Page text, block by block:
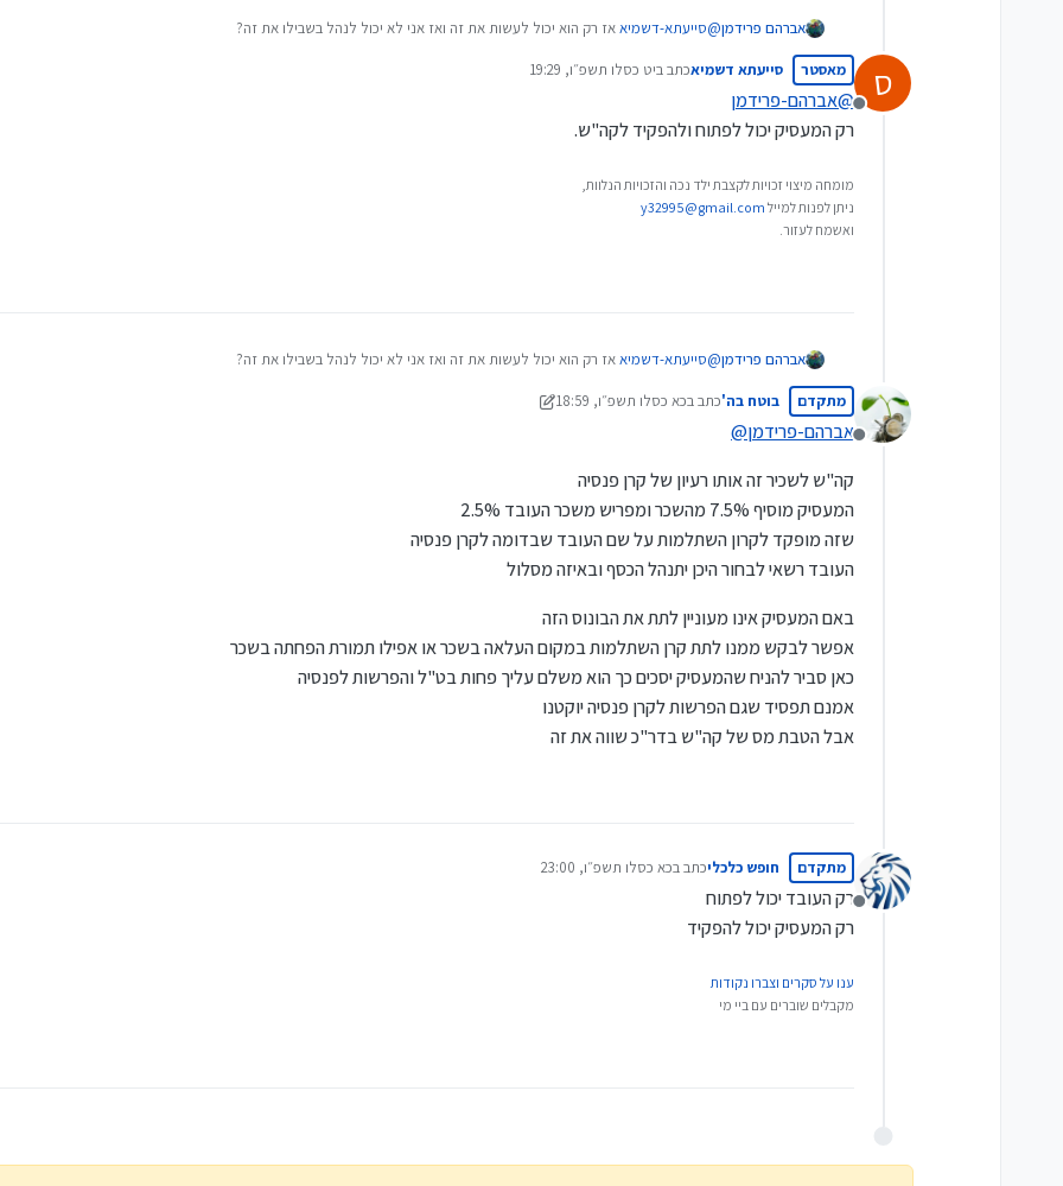
אברהם פרידמן@סייעתא-דשמיאאז רק הוא יכול לעשות את זה ואז אני לא יכול לנהל בשבילו את זה?
ס
מנותק
מאסטר סייעתא דשמיאכתב ביט כסלו תשפ״ו, 19:29
נערך לאחרונה על ידי
@אברהם-פרידמן
רק המעסיק יכול לפתוח ולהפקיד לקה"ש.
מומחה מיצוי זכויות לקצבת ילד נכה והזכויות הנלוות,
ניתן לפנות למייל y32995@gmail.com
ואשמח לעזור.
אברהם פרידמן@סייעתא-דשמיאאז רק הוא יכול לעשות את זה ואז אני לא יכול לנהל בשבילו את זה?
מנותק
מתקדם בוטח בה'כתב בכא כסלו תשפ״ו, 18:59
נערך לאחרונה על ידי בוטח בה'
@אברהם-פרידמן
קה"ש לשכיר זה אותו רעיון של קרן פנסיה
המעסיק מוסיף 7.5% מהשכר ומפריש משכר העובד 2.5%
שזה מופקד לקרון השתלמות על שם העובד שבדומה לקרן פנסיה
העובד רשאי לבחור היכן יתנהל הכסף ובאיזה מסלול
באם המעסיק אינו מעוניין לתת את הבונוס הזה
אפשר לבקש ממנו לתת קרן השתלמות במקום העלאה בשכר או אפילו תמורת הפחתה בשכר
כאן סביר להניח שהמעסיק יסכים כך הוא משלם עליך פחות בט"ל והפרשות לפנסיה
אמנם תפסיד שגם הפרשות לקרן פנסיה יוקטנו
אבל הטבת מס של קה"ש בדר"כ שווה את זה
מנותק
מתקדם חופש כלכליכתב בכא כסלו תשפ״ו, 23:00
נערך לאחרונה על ידי
רק העובד יכול לפתוח
רק המעסיק יכול להפקיד
ענו על סקרים וצברו נקודות
מקבלים שוברים עם ביי מי